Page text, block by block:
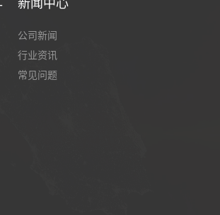
新闻中心
公司新闻
行业资讯
常见问题